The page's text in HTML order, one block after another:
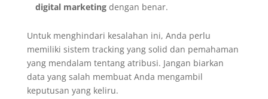
digital marketingdengan benar.
Untuk menghindari kesalahan ini, Anda perlu
memiliki sistem tracking yang solid dan pemahaman
yang mendalam tentang atribusi. Jangan biarkan
data yang salah membuat Anda mengambil
keputusan yang keliru.